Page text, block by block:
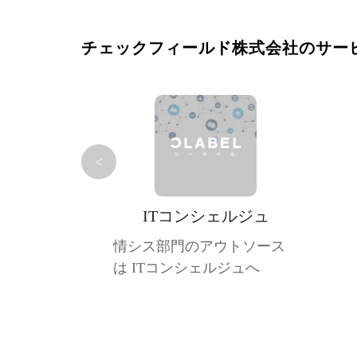
チェックフィールド株式会社のサー
ITコンシェルジュ
情シス部門のアウトソース
は ITコンシェルジュへ
<